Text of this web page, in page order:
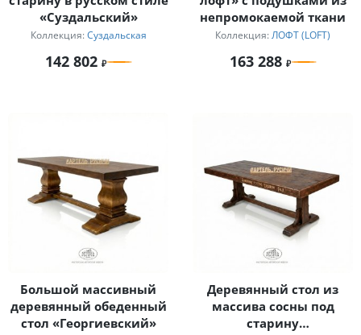
«Суздальский»
Коллекция: Суздальская
142 802
непромокаемой ткани
Коллекция: ЛОФТ (LOFT)
163 288
Большой массивный
деревянный обеденный
стол «Георгиевский»
Деревянный стол из
массива сосны под
старину